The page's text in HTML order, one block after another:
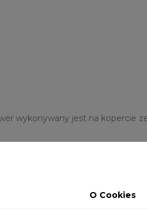
wykonywany jest na kopercie
Aby powiększyć
O Cookies